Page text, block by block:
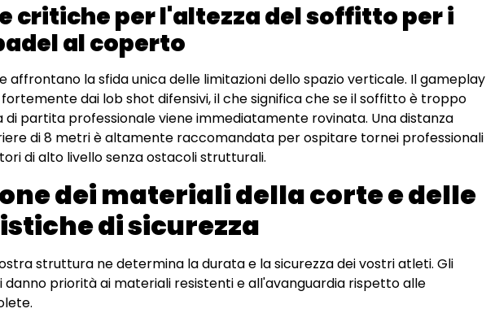
critiche per l'altezza del soffitto per i
al coperto
affrontano la sfida unica delle limitazioni dello spazio verticale. Il gameplay
dai lob shot difensivi, il che significa che se il soffitto è troppo
di partita professionale viene immediatamente rovinata. Una distanza
di 8 metri è altamente raccomandata per ospitare tornei professionali
di alto livello senza ostacoli strutturali.
dei materiali della corte e delle
di sicurezza
struttura ne determina la durata e la sicurezza dei vostri atleti. Gli
priorità ai materiali resistenti e all'avanguardia rispetto alle